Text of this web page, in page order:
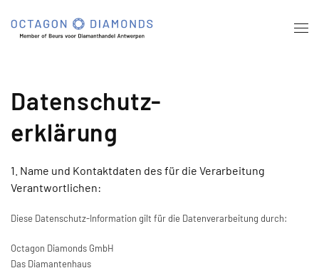
Skip
Datenschutz-
erklärung
1. Name und Kontaktdaten des für die Verarbeitung
Verantwortlichen:
Diese Datenschutz-Information gilt für die Datenverarbeitung durch:
Octagon Diamonds GmbH
Das Diamantenhaus